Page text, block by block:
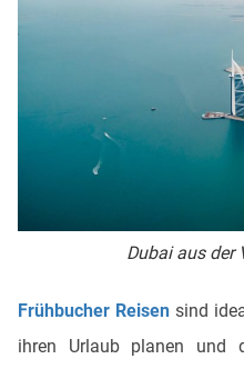
Dubai aus der
Frühbucher Reisen sind
ihren Urlaub planen und